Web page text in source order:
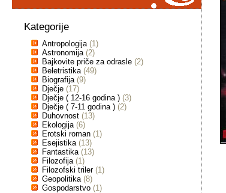
Kategorije
Antropologija (1)
Astronomija (2)
Bajkovite priče za odrasle (2)
Beletristika (49)
Biografija (9)
Dječje (17)
Dječje ( 12-16 godina ) (3)
Dječje ( 7-11 godina ) (2)
Duhovnost (13)
Ekologija (6)
Erotski roman (1)
Esejistika (13)
Fantastika (13)
Filozofija (1)
Filozofski triler (1)
Geopolitika (8)
Gospodarstvo (1)